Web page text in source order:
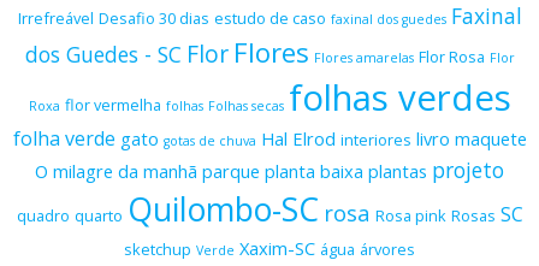
Irrefreável Desafio 30 dias estudo de caso faxinal dos guedes Faxinal
dos Guedes - SC Flor Flores Flores amarelas Flor Rosa Flor
Roxa flor vermelha folhas Folhas secas folhas verdes
folha verde gato gotas de chuva Hal Elrod interiores livro maquete
O milagre da manhã parque planta baixa plantas projeto
quadro quarto Quilombo-SC rosa Rosa pink Rosas SC
sketchup Verde Xaxim-SC água árvores